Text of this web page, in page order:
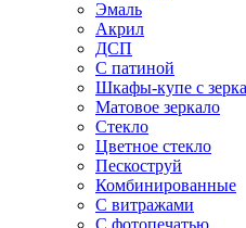
Эмаль
Акрил
ДСП
С патиной
Шкафы-купе с
Матовое зеркало
Стекло
Цветное стекло
Пескоструй
Комбинированные
С витражами
С фотопечатью